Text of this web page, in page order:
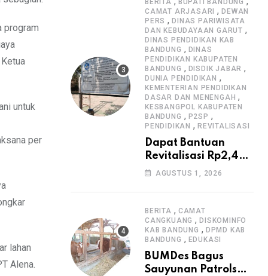
program
untuk
per
lahan
Alena.
BERITA BUPATI BANDUNG
CAMAT ARJASARI ,DEWAN
PERS ,DINAS PARIWISATA
DAN KEBUDAYAAN GARUT ,
DINAS PENDIDIKAN KAB
BANDUNG , DINAS
PENDIDIKAN KABUPATEN
BANDUNG , DISDIK JABAR ,
DUNIA PENDIDIKAN ,
KEMENTERIAN PENDIDIKAN
DASAR DAN MENENGAH ,
KESBANGPOL KABUPATEN
BANDUNG , P2SP ,
PENDIDIKAN , REVITALISASI
Dapat Bantuan
Revitalisasi Rp2,4
Miliar, SMPN 1
Masyarakat Sambut
Antusias
AGUSTUS 1, 2026
BERITA , CAMAT
CANGKUANG ,DISKOMINFO
KAB BANDUNG , DPMD KAB
BANDUNG , EDUKASI
BUMDes Bagus
Sauyunan Patrolsari